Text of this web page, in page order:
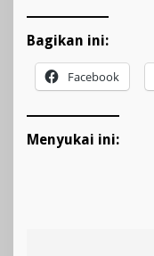
Bagikan ini:
Facebook
Menyukai ini: